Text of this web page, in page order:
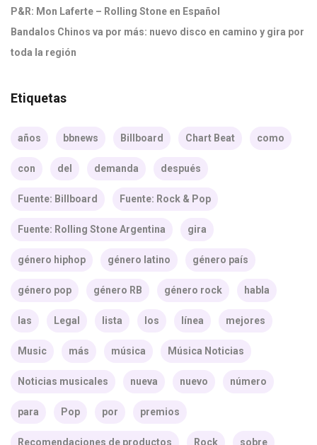
P&R: Mon Laferte – Rolling Stone en Español
Bandalos Chinos va por más: nuevo disco en camino y gira por
toda la región
Etiquetas
años bbnews Billboard Chart Beat como
con del demanda después
Fuente: Billboard Fuente: Rock & Pop
Fuente: Rolling Stone Argentina gira
género hiphop género latino género país
género pop género RB género rock habla
las Legal lista los línea mejores
Music más música Música Noticias
Noticias musicales nueva nuevo número
para Pop por premios
Recomendaciones de productos Rock sobre